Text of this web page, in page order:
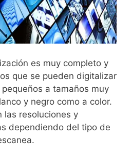
es muy completo y
que se pueden digitalizar
a tamaños muy
y negro como a color.
las resoluciones y
dependiendo del tipo de